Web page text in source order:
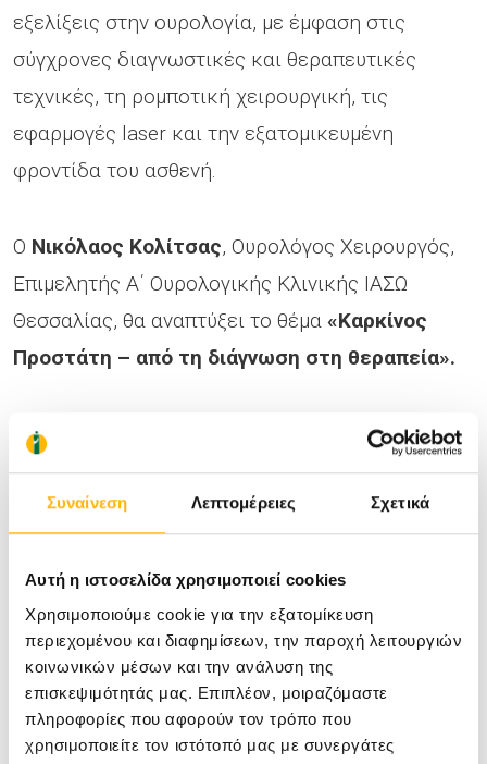
Συναίνεση Λεπτομέρειες Σχετικά
Αυτή η ιστοσελίδα χρησιμοποιεί cookies
Χρησιμοποιούμε cookie για την εξατομίκευση
περιεχομένου και διαφημίσεων, την παροχή λειτουργιών
κοινωνικών μέσων και την ανάλυση της
επισκεψιμότητάς μας. Επιπλέον, μοιραζόμαστε
πληροφορίες που αφορούν τον τρόπο που
χρησιμοποιείτε τον ιστότοπό μας με συνεργάτες
εξελίξεις στην ουρολογία, με έμφαση στις
σύγχρονες διαγνωστικές και θεραπευτικές
τεχνικές, τη ρομποτική χειρουργική, τις
εφαρμογές laser και την εξατομικευμένη
φροντίδα του ασθενή.
Ο Νικόλαος Κολίτσας, Ουρολόγος Χειρουργός,
Επιμελητής Α΄ Ουρολογικής Κλινικής ΙΑΣΩ
Θεσσαλίας, θα αναπτύξει το θέμα «Καρκίνος
Προστάτη – από τη διάγνωση στη θεραπεία».
ΟΔημήτριος Καραγιάννης
, Ουρολόγος
Χειρουργός, Αναπληρωτής Διευθυντής Α΄
Ουρολογικής Κλινικής ΙΑΣΩ Θεσσαλίας, θα
Σύγχρονες, ελάχιστα επεμβατικές λύσεις».
ΟΚωνσταντίνος Σκριάπας, Ουρολόγος
Χειρουργός, Διευθυντής Α΄ Ουρολογικής
Κλινικής ΙΑΣΩ Θεσσαλίας, θα παρουσιάσει τις